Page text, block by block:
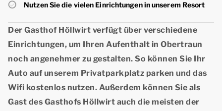
Nutzen Sie die vielen Einrichtungen in unserem Resort
Der Gasthof Höllwirt verfügt über verschiedene
Einrichtungen, um Ihren Aufenthalt in Obertraun
noch angenehmer zu gestalten. So können Sie Ihr
Auto auf unserem Privatparkplatz parken und das
Wifi kostenlos nutzen. Außerdem können Sie als
Gast des Gasthofs Höllwirt auch die meisten der